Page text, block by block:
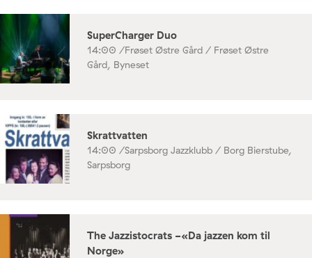
SuperCharger Duo
14:00 /Frøset Østre Gård / Frøset Østre
Gård, Byneset
Skrattvatten
14:00 /Sarpsborg Jazzklubb / Borg Bierstube,
Sarpsborg
The Jazzistocrats -«Da jazzen kom til
Norge»